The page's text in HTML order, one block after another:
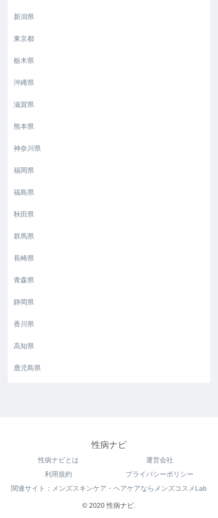
新潟県
東京都
栃木県
沖縄県
滋賀県
熊本県
神奈川県
福岡県
福島県
秋田県
群馬県
長崎県
青森県
静岡県
香川県
高知県
鹿児島県
性病ナビ
性病ナビとは
運営会社
利用規約
プライバシーポリシー
関連サイト：メンズスキンケア・ヘアケアならメンズコスメLab
© 2020 性病ナビ.